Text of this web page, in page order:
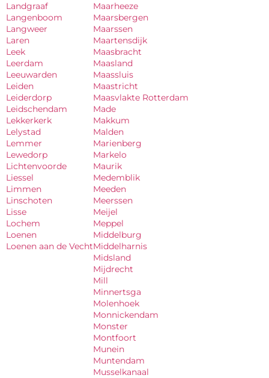
Landgraaf
Langenboom
Langweer
Laren
Leek
Leerdam
Leeuwarden
Leiden
Leiderdorp
Leidschendam
Lekkerkerk
Lelystad
Lemmer
Lewedorp
Lichtenvoorde
Liessel
Limmen
Linschoten
Lisse
Lochem
Loenen
Loenen aan de Vecht
Maarheeze
Maarsbergen
Maarssen
Maartensdijk
Maasbracht
Maasland
Maassluis
Maastricht
Maasvlakte Rotterdam
Made
Makkum
Malden
Marienberg
Markelo
Maurik
Medemblik
Meeden
Meerssen
Meijel
Meppel
Middelburg
Middelharnis
Midsland
Mijdrecht
Mill
Minnertsga
Molenhoek
Monnickendam
Monster
Montfoort
Munein
Muntendam
Musselkanaal